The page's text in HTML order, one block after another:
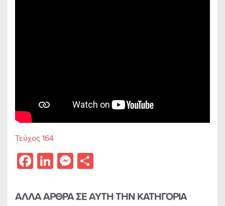
Τεύχος 164
Facebook
LinkedIn
Messenger
ΑΛΛΑ ΑΡΘΡΑ ΣΕ ΑΥΤΗ ΤΗΝ ΚΑΤΗΓΟΡΙΑ